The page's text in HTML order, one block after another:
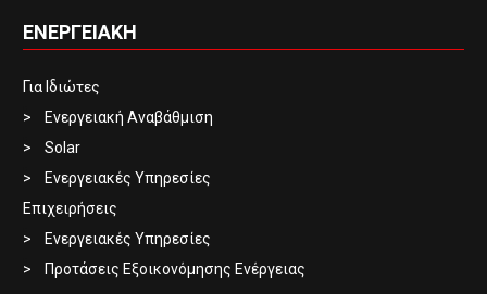
ΕΝΕΡΓΕΙΑΚΗ
Για Ιδιώτες
Ενεργειακή Αναβάθμιση
Solar
Ενεργειακές Υπηρεσίες
Επιχειρήσεις
Ενεργειακές Υπηρεσίες
Προτάσεις Εξοικονόμησης Ενέργειας